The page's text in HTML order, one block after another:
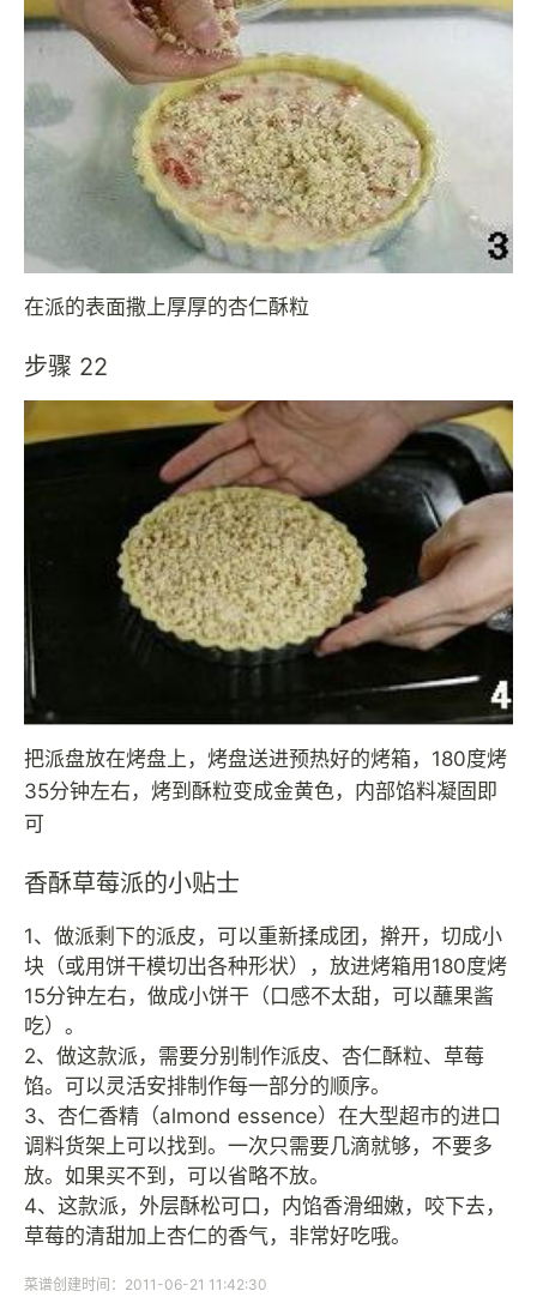
在派的表面撒上厚厚的杏仁酥粒
步骤 22
把派盘放在烤盘上，烤盘送进预热好的烤箱，180度烤
35分钟左右，烤到酥粒变成金黄色，内部馅料凝固即
可
香酥草莓派的小贴士
1、做派剩下的派皮，可以重新揉成团，擀开，切成小
块（或用饼干模切出各种形状），放进烤箱用180度烤
15分钟左右，做成小饼干（口感不太甜，可以蘸果酱
吃）。
2、做这款派，需要分别制作派皮、杏仁酥粒、草莓
馅。可以灵活安排制作每一部分的顺序。
3、杏仁香精（almond essence）在大型超市的进口
调料货架上可以找到。一次只需要几滴就够，不要多
放。如果买不到，可以省略不放。
4、这款派，外层酥松可口，内馅香滑细嫩，咬下去，
草莓的清甜加上杏仁的香气，非常好吃哦。
菜谱创建时间：2011-06-21 11:42:30